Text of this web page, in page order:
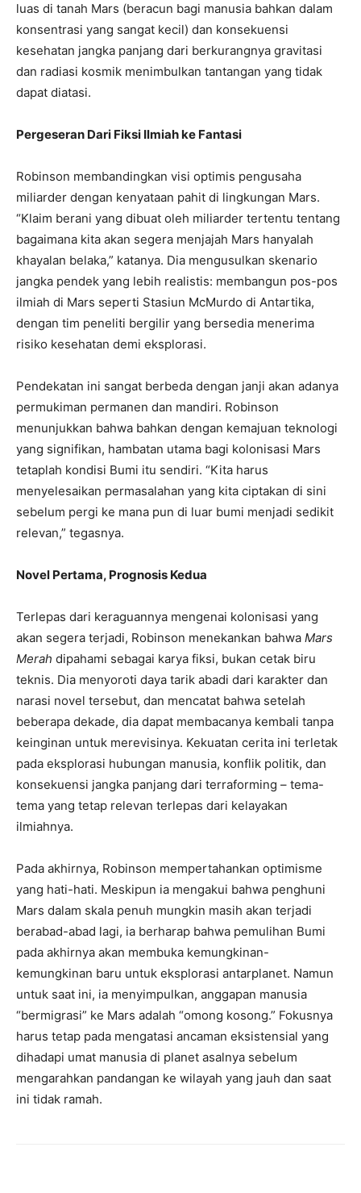
luas di tanah Mars (beracun bagi manusia bahkan dalam
konsentrasi yang sangat kecil) dan konsekuensi
kesehatan jangka panjang dari berkurangnya gravitasi
dan radiasi kosmik menimbulkan tantangan yang tidak
dapat diatasi.
Pergeseran Dari Fiksi Ilmiah ke Fantasi
Robinson membandingkan visi optimis pengusaha
miliarder dengan kenyataan pahit di lingkungan Mars.
“Klaim berani yang dibuat oleh miliarder tertentu tentang
bagaimana kita akan segera menjajah Mars hanyalah
khayalan belaka,” katanya. Dia mengusulkan skenario
jangka pendek yang lebih realistis: membangun pos-pos
ilmiah di Mars seperti Stasiun McMurdo di Antartika,
dengan tim peneliti bergilir yang bersedia menerima
risiko kesehatan demi eksplorasi.
Pendekatan ini sangat berbeda dengan janji akan adanya
permukiman permanen dan mandiri. Robinson
menunjukkan bahwa bahkan dengan kemajuan teknologi
yang signifikan, hambatan utama bagi kolonisasi Mars
tetaplah kondisi Bumi itu sendiri. “Kita harus
menyelesaikan permasalahan yang kita ciptakan di sini
sebelum pergi ke mana pun di luar bumi menjadi sedikit
relevan,” tegasnya.
Novel Pertama, Prognosis Kedua
Terlepas dari keraguannya mengenai kolonisasi yang
akan segera terjadi, Robinson menekankan bahwa Mars
Merah dipahami sebagai karya fiksi, bukan cetak biru
teknis. Dia menyoroti daya tarik abadi dari karakter dan
narasi novel tersebut, dan mencatat bahwa setelah
beberapa dekade, dia dapat membacanya kembali tanpa
keinginan untuk merevisinya. Kekuatan cerita ini terletak
pada eksplorasi hubungan manusia, konflik politik, dan
konsekuensi jangka panjang dari terraforming – tema-
tema yang tetap relevan terlepas dari kelayakan
ilmiahnya.
Pada akhirnya, Robinson mempertahankan optimisme
yang hati-hati. Meskipun ia mengakui bahwa penghuni
Mars dalam skala penuh mungkin masih akan terjadi
berabad-abad lagi, ia berharap bahwa pemulihan Bumi
pada akhirnya akan membuka kemungkinan-
kemungkinan baru untuk eksplorasi antarplanet. Namun
untuk saat ini, ia menyimpulkan, anggapan manusia
“bermigrasi” ke Mars adalah “omong kosong.” Fokusnya
harus tetap pada mengatasi ancaman eksistensial yang
dihadapi umat manusia di planet asalnya sebelum
mengarahkan pandangan ke wilayah yang jauh dan saat
ini tidak ramah.